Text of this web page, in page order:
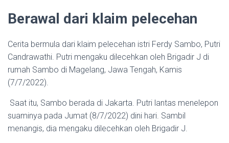
Berawal dari klaim pelecehan
Cerita bermula dari klaim pelecehan istri Ferdy Sambo, Putri
Candrawathi. Putri mengaku dilecehkan oleh Brigadir J di
rumah Sambo di Magelang, Jawa Tengah, Kamis
(7/7/2022).
Saat itu, Sambo berada di Jakarta. Putri lantas menelepon
suaminya pada Jumat (8/7/2022) dini hari. Sambil
menangis, dia mengaku dilecehkan oleh Brigadir J.